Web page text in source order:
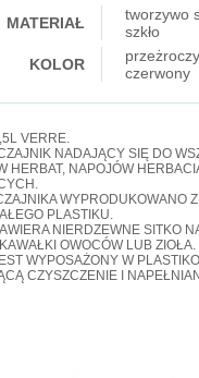
MATERIAŁ
tworzywo
szkło
KOLOR
czerwony
VERRE.
NADAJĄCY SIĘ DO
HERBAT, NAPOJÓW
WYPRODUKOWANO Z
PLASTIKU.
NIERDZEWNE SITKO
OWOCÓW LUB ZIOŁA.
WYPOSAŻONY W
CZYSZCZENIE I